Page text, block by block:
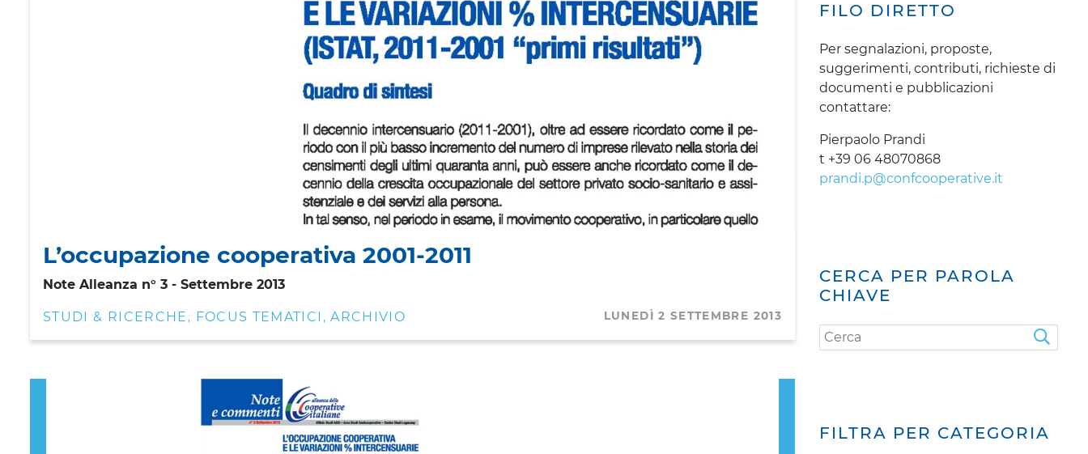
L’occupazione cooperativa 2001-2011
Note Alleanza n° 3 - Settembre 2013
STUDI & RICERCHE, FOCUS TEMATICI ,ARCHIVIO LUNEDÌ 2 SETTEMBRE 2013
FILO DIRETTO
Per segnalazioni, proposte,
suggerimenti, contributi, richieste di
documenti e pubblicazioni
contattare:
Pierpaolo Prandi
t +39 06 48070868
prandi.p@confcooperative.it
CERCA PER PAROLA
CHIAVE
FILTRA PER CATEGORIA